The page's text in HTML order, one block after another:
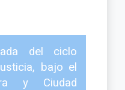
del ciclo
bajo el
y Ciudad